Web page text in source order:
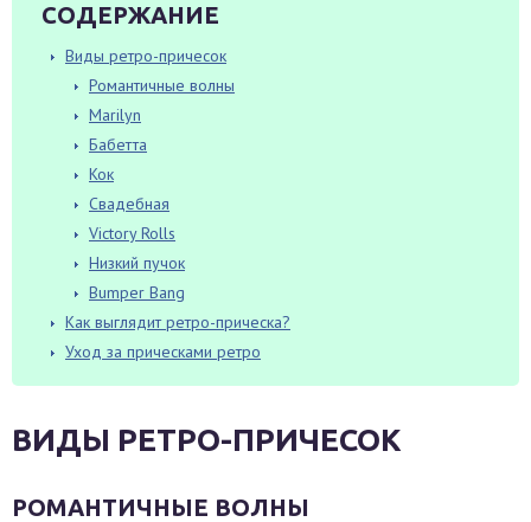
СОДЕРЖАНИЕ
Виды ретро-причесок
Романтичные волны
Marilyn
Бабетта
Кок
Свадебная
Victory Rolls
Низкий пучок
Bumper Bang
Как выглядит ретро-прическа?
Уход за прическами ретро
ВИДЫ РЕТРО-ПРИЧЕСОК
РОМАНТИЧНЫЕ ВОЛНЫ